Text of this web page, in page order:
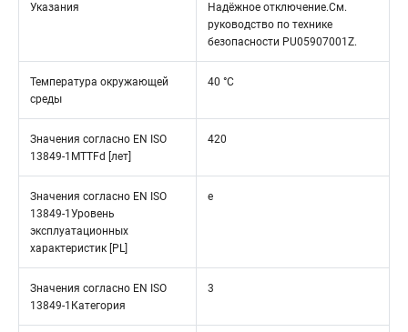
Указания
Надёжное отключение.См.
руководство по технике
безопасности PU05907001Z.
Температура окружающей
среды
40 °C
Значения согласно EN ISO
13849-1MTTFd [лет]
420
Значения согласно EN ISO
13849-1Уровень
эксплуатационных
характеристик [PL]
e
Значения согласно EN ISO
13849-1Категория
3